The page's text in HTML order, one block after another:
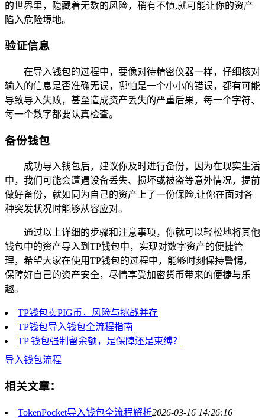
的世界里，隐藏着无数的风险，稍有不慎,就可能让你的资产
陷入危险境地。
验证信息
在导入钱包的过程中，要像对待精密仪器一样，仔细核对
输入的信息是否准确无误，哪怕是一个小小的错误，都有可能
导致导入失败，甚至造成资产丢失的严重后果，每一个字符、
每一个数字都要认真检查。
备份钱包
成功导入钱包后，建议你及时进行备份，因为在现实生活
中，我们可能会遭遇设备丢失、损坏或被盗等意外情况，提前
做好备份，就如同为自己的资产上了一份保险,让你在面对各
种突发状况时能够从容应对。
通过以上详细的步骤和注意事项，你就可以轻松地将其他
钱包中的资产导入到TP钱包中，实现对数字资产的便捷管
理，希望大家在使用TP钱包的过程中，能够时刻保持警惕，
保障好自己的资产安全，尽情享受加密货币带来的便捷与乐
趣。
TP钱包卖PIG币，风险与挑战并存
TP钱包导入钱包全流程指南
TP 钱包强制留余额，是保障还是束缚？
导入钱包流程
相关文章：
TokenPocket导入钱包全流程解析2026-03-16 14:26:16